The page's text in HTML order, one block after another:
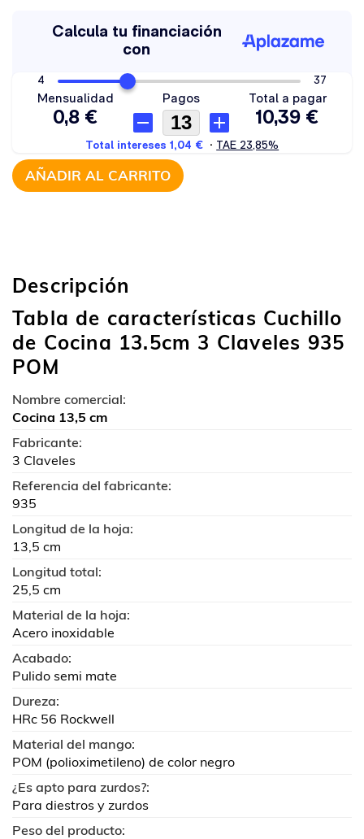
AÑADIR AL CARRITO
Descripción
Tabla de características Cuchillo
de Cocina 13.5cm 3 Claveles 935
POM
Nombre comercial:
Cocina 13,5 cm
Fabricante:
3 Claveles
Referencia del fabricante:
935
Longitud de la hoja:
13,5 cm
Longitud total:
25,5 cm
Material de la hoja:
Acero inoxidable
Acabado:
Pulido semi mate
Dureza:
HRc 56 Rockwell
Material del mango:
POM (polioximetileno) de color negro
¿Es apto para zurdos?:
Para diestros y zurdos
Peso del producto: